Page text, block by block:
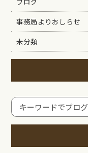
事務局よりおしらせ
未分類